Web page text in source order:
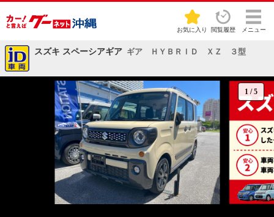
お気に入り 閲覧履歴 メニュー
スズキ スペーシアギア ギア ＨＹＢＲＩＤ ＸＺ ３型
1 /5